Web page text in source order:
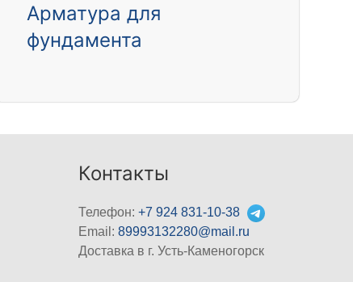
Арматура для
фундамента
Контакты
Телефон:+7 924 831-10-38
Email:89993132280@mail.ru
Доставка в г. Усть-Каменогорск